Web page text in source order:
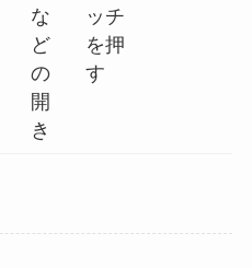
な
ど
の
開
き
ッチ
を押
す